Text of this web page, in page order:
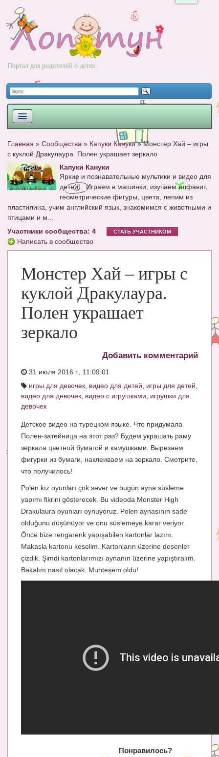
Портал для родителей о детях
РОДЫ
НОВОРОЖДЕННЫЙ
ВОПРОС-ОТВЕТ
ЧАТ
КНИГИ
Рекомендовано
ПСИХОЛОГИЯ
МОДА И КРАСОТА
БЛОГИ
Календарь беременности
МАМИНА БИБЛИОТЕКА
Имена. Святцы
Энциклопедия беременных
Мамина энциклопедия
СЕРВИСЫ И ПРИЛОЖЕНИЯ
Сервис. Оценка роста и веса ребенка
Блог Администратора
Главная » Сообщества » Капуки Кануки»Монстер Хай – игры
с куклой Дракулаура. Полен украшает зеркало
Капуки Кануки
Яркие и познавательные мультики и видео для
детей! Играем в машинки, изучаем алфавит,
геометрические фигуры, цвета, лепим из
пластилина, учим английский язык, знакомимся с животными и
птицами и м...
Участники сообщества: 4
СТАТЬ УЧАСТНИКОМ
Написать в сообщество
Монстер Хай – игры с
куклой Дракулаура.
Полен украшает
зеркало
Добавить комментарий
31 июля 2016 г., 11:09:01
игры для девочек видео для детей игры для детей
видео для девочек видео с игрушками
игрушки для
девочек
Детское видео на турецком языке. Что придумала
Полен-затейница на этот раз? Будем украшать раму
зеркала цветной бумагой и камушками. Вырезаем
фигурки из бумаги, наклеиваем на зеркало. Смотрите,
что получилось!
Polen kız oyunları çok sever ve bugün ayna süsleme
yapımı fikrini gösterecek. Bu videoda Monster High
Drakulaura oyunları oynuyoruz. Polen aynasının sade
olduğunu düşünüyor ve onu süslemeye karar veriyor.
Önce bize rengarenk yapışabilen kartonlar lazım.
Makasla kartonu keselim. Kartonların üzerine desenler
çizdik. Şimdi kartonlarımızı aynanın üzerine yapıştıralım.
Bakalım nasıl olacak. Muhteşem oldu!
Понравилось?